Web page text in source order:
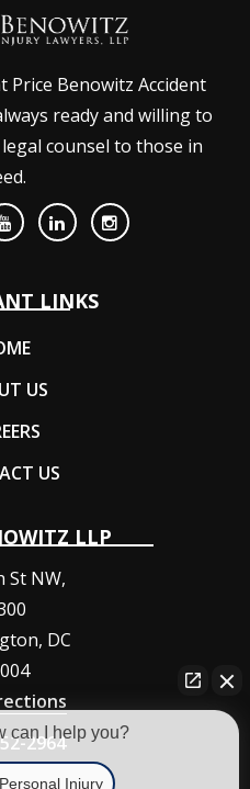
Benowitz Accident
ready and willing to
counsel to those in
LINKS
US
US
LLP
St NW,
, DC
2964
can I help you?
Personal Injury